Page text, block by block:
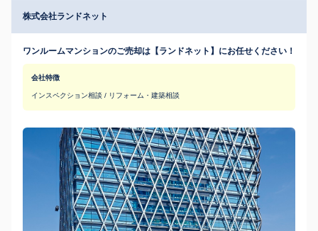
株式会社ランドネット
ワンルームマンションのご売却は【ランドネット】にお任せください！
会社特徴
インスペクション相談 / リフォーム・建築相談